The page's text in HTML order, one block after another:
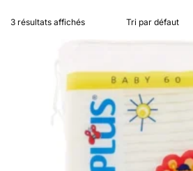
3 résultats affichés